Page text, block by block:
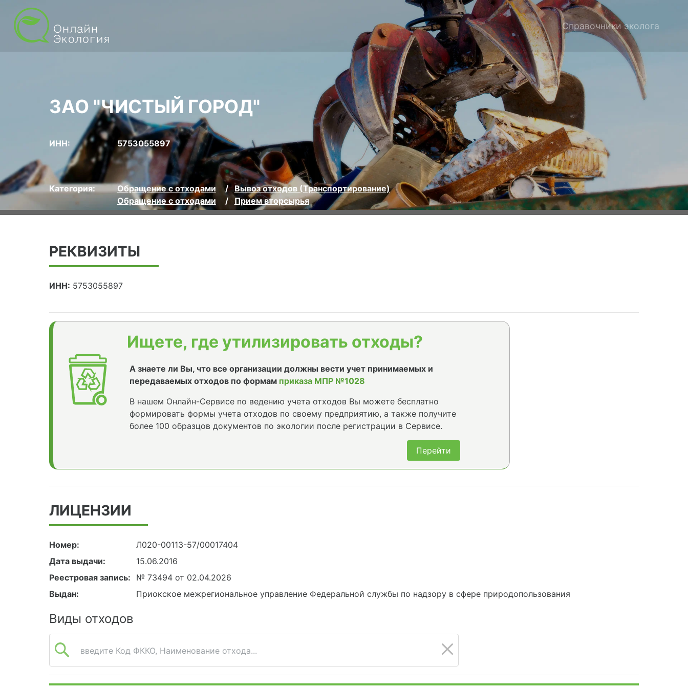
Справочники эколога
ЗАО "ЧИСТЫЙ ГОРОД"
ИНН: 5753055897
Категория: Обращение с отходами
Вывоз отходов (Транспортирование)
Обращение с отходами
Прием вторсырья
РЕКВИЗИТЫ
ИНН: 5753055897
Ищете, где утилизировать отходы?
А знаете ли Вы, что все организации должны вести учет принимаемых и
передаваемых отходов по формам приказа МПР №1028
В нашем Онлайн-Сервисе по ведению учета отходов Вы можете бесплатно
формировать формы учета отходов по своему предприятию, а также получите
более 100 образцов документов по экологии после регистрации в Сервисе.
Перейти
ЛИЦЕНЗИИ
Номер:
Л020-00113-57/00017404
Дата выдачи:
15.06.2016
Реестровая запись:
№ 73494 от 02.04.2026
Выдан:
Приокское межрегиональное управление Федеральной службы по надзору в сфере природопользования
Виды отходов
введите Код ФККО, Наименование отхода...